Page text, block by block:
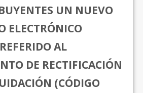
UN NUEVO
ELECTRÓNICO
AL
DE RECTIFICACIÓN
(CÓDIGO